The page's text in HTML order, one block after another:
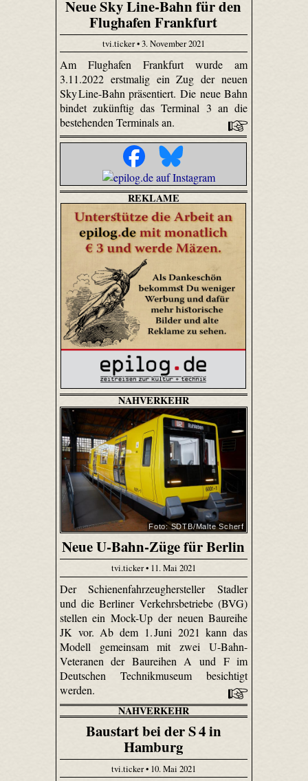
Neue Sky Line-Bahn für den
Flughafen Frankfurt
tvi.ticker • 3. November 2021
Am Flughafen Frankfurt wurde am
3.11.2022 erstmalig ein Zug der neuen
Sky Line-Bahn präsentiert. Die neue Bahn
bindet zukünftig das Terminal 3 an die
bestehenden Terminals an.
REKLAME
NAHVERKEHR
Foto: SDTB/Malte Scherf
Neue U-Bahn-Züge für Berlin
tvi.ticker • 11. Mai 2021
Der Schienenfahrzeughersteller Stadler
und die Berliner Verkehrsbetriebe (BVG)
stellen ein Mock-Up der neuen Baureihe
JK vor. Ab dem 1. Juni 2021 kann das
Modell gemeinsam mit zwei U-Bahn-
Veteranen der Baureihen A und F im
Deutschen Technikmuseum besichtigt
werden.
NAHVERKEHR
Baustart bei der S 4 in
Hamburg
tvi.ticker • 10. Mai 2021